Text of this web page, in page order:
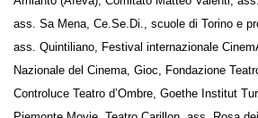
Amianto (Afeva), Comitato Matteo Valenti,
ass. Sa Mena, Ce.Se.Di., scuole di Torino e
Quintiliano, Festival internazionale
del Cinema, Gioc, Fondazione Teatro
Teatro d’Ombre, Goethe Institut Turin, rivista